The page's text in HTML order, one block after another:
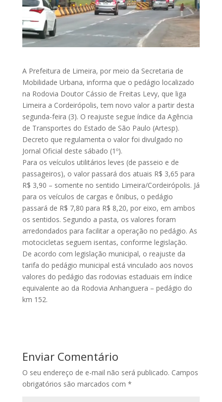
A Prefeitura de Limeira, por meio da Secretaria de
Mobilidade Urbana, informa que o pedágio localizado
na Rodovia Doutor Cássio de Freitas Levy, que liga
Limeira a Cordeirópolis, tem novo valor a partir desta
segunda-feira (3). O reajuste segue índice da Agência
de Transportes do Estado de São Paulo (Artesp).
Decreto que regulamenta o valor foi divulgado no
Jornal Oficial deste sábado (1º).
Para os veículos utilitários leves (de passeio e de
passageiros), o valor passará dos atuais R$ 3,65 para
R$ 3,90 – somente no sentido Limeira/Cordeirópolis. Já
para os veículos de cargas e ônibus, o pedágio
passará de R$ 7,80 para R$ 8,20, por eixo, em ambos
os sentidos. Segundo a pasta, os valores foram
arredondados para facilitar a operação no pedágio. As
motocicletas seguem isentas, conforme legislação.
De acordo com legislação municipal, o reajuste da
tarifa do pedágio municipal está vinculado aos novos
valores do pedágio das rodovias estaduais em índice
equivalente ao da Rodovia Anhanguera – pedágio do
km 152.
Enviar Comentário
O seu endereço de e-mail não será publicado. Campos
obrigatórios são marcados com *